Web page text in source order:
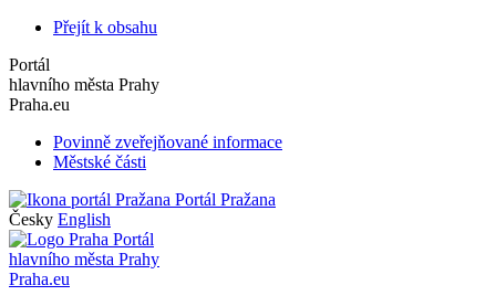
Přejít k obsahu
Portál
hlavního města Prahy
Praha.eu
Povinně zveřejňované informace
Městské části
Portál Pražana
Česky English
Portál
hlavního města Prahy
Praha.eu